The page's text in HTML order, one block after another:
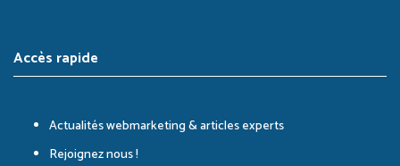
Accès rapide
Actualités webmarketing & articles experts
Rejoignez nous !